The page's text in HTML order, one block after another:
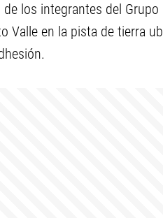
los integrantes del
Valle en la pista de tierra